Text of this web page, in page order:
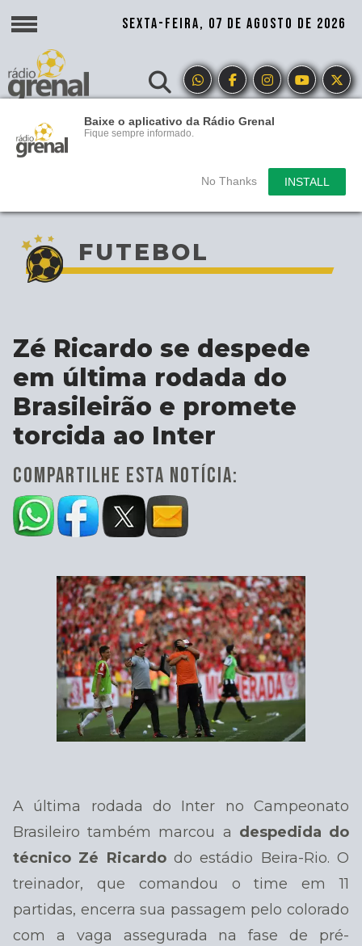
Baixe o aplicativo da Rádio Grenal
Fique sempre informado.
No Thanks INSTALL
SEXTA-FEIRA, 07 DE AGOSTO DE 2026
FUTEBOL
Zé Ricardo se despede
em última rodada do
Brasileirão e promete
torcida ao Inter
COMPARTILHE ESTA NOTÍCIA:
A última rodada do Inter no Campeonato
Brasileiro também marcou a despedida do
técnico Zé Ricardo do estádio Beira-Rio. O
treinador, que comandou o time em 11
partidas, encerra sua passagem pelo colorado
com a vaga assegurada na fase de pré-